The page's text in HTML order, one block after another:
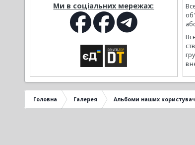
Ми в соціальних мережах:
Головна Галерея Альбоми наших